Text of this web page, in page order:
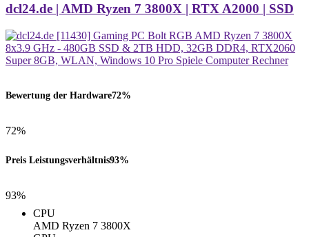
dcl24.de | AMD Ryzen 7 3800X | RTX A2000 | SSD
Bewertung der Hardware72%
72%
Preis Leistungsverhältnis93%
93%
CPU
AMD Ryzen 7 3800X